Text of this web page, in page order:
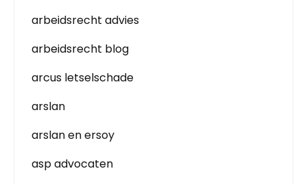
arbeidsrecht advies
arbeidsrecht blog
arcus letselschade
arslan
arslan en ersoy
asp advocaten